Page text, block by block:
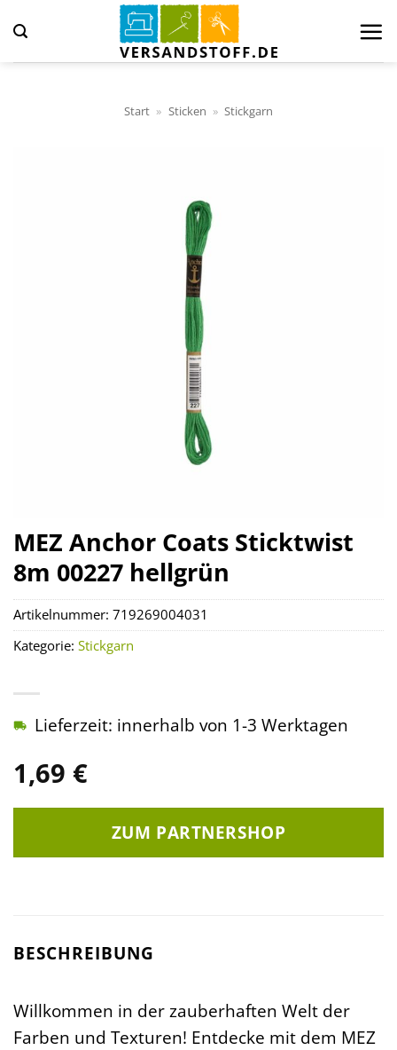
Inhalt
springen
Start » Sticken » Stickgarn
MEZ Anchor Coats Sticktwist
8m 00227 hellgrün
1,69 €
Lieferzeit: innerhalb von 1-3 Werktagen
ZUM PARTNERSHOP
Artikelnummer: 719269004031
Kategorie: Stickgarn
BESCHREIBUNG
Willkommen in der zauberhaften Welt der
Farben und Texturen! Entdecke mit dem MEZ